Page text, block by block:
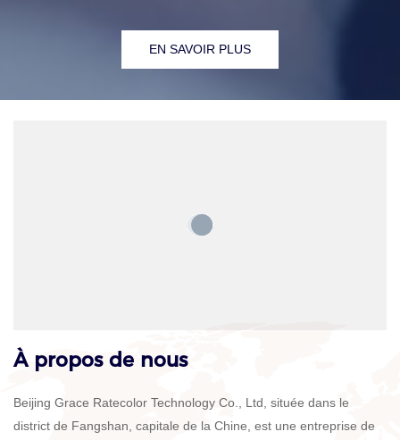
EN SAVOIR PLUS
À propos de nous
Beijing Grace Ratecolor Technology Co., Ltd, située dans le
district de Fangshan, capitale de la Chine, est une entreprise de